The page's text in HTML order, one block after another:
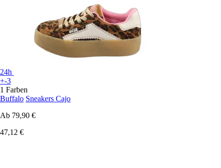
24h
+-3
1 Farben
Buffalo Sneakers Cajo
Ab 79,90 €
47,12 €